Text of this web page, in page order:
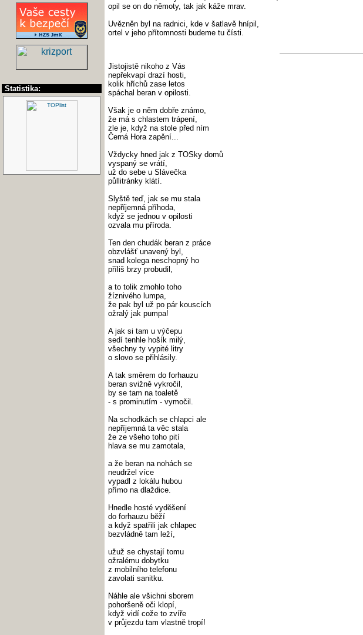
Statistika:
opil se on do němoty, tak jak káže mrav.
Uvězněn byl na radnici, kde v šatlavě hnípil,
ortel v jeho přítomnosti budeme tu čísti.
Jistojistě nikoho z Vás
nepřekvapí drazí hosti,
kolik hříchů zase letos
spáchal beran v opilosti.
Však je o něm dobře známo,
že má s chlastem trápení,
zle je, když na stole před ním
Černá Hora zapění...
Vždycky hned jak z TOSky domů
vyspaný se vrátí,
už do sebe u Slávečka
půllitránky klátí.
Slyště teď, jak se mu stala
nepříjemná příhoda,
když se jednou v opilosti
ozvala mu příroda.
Ten den chudák beran z práce
obzvlášť unavený byl,
snad kolega neschopný ho
příliš brzy probudil,
a to tolik zmohlo toho
žíznivého lumpa,
že pak byl už po pár kouscích
ožralý jak pumpa!
A jak si tam u výčepu
sedí tenhle hošík milý,
všechny ty vypité litry
o slovo se přihlásily.
A tak směrem do forhauzu
beran svižně vykročil,
by se tam na toaletě
- s prominutím - vymočil.
Na schodkách se chlapci ale
nepříjemná ta věc stala
že ze všeho toho pití
hlava se mu zamotala,
a že beran na nohách se
neudržel více
vypadl z lokálu hubou
přímo na dlaždice.
Hnedle hosté vyděšení
do forhauzu běží
a když spatřili jak chlapec
bezvládně tam leží,
užuž se chystají tomu
ožralému dobytku
z mobilního telefonu
zavolati sanitku.
Náhle ale všichni sborem
pohoršeně oči klopí,
když vidí cože to zvíře
v průjezdu tam vlastně tropí!